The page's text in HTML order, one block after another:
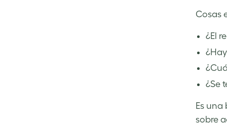
Cosas
¿El
¿Se
Es
sobre